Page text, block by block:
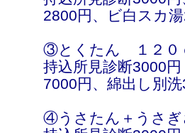
2800円、ビ白スカ
③とくたん １２０
持込所見診断3000
7000円、綿出し別
④うさたん＋うさ